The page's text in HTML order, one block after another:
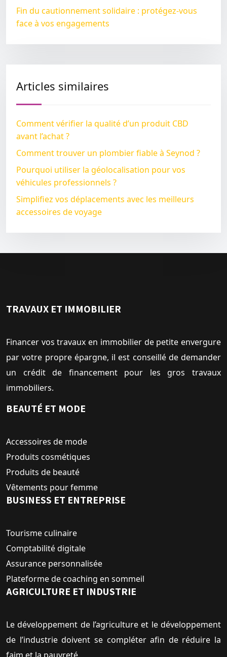
Fin du cautionnement solidaire : protégez-vous
face à vos engagements
Articles similaires
Comment vérifier la qualité d’un produit CBD
avant l’achat ?
Comment trouver un plombier fiable à Seynod ?
Pourquoi utiliser la géolocalisation pour vos
véhicules professionnels ?
Simplifiez vos déplacements avec les meilleurs
accessoires de voyage
TRAVAUX ET IMMOBILIER
Financer vos travaux en immobilier de petite envergure
par votre propre épargne, il est conseillé de demander
un crédit de financement pour les gros travaux
immobiliers.
BEAUTÉ ET MODE
Accessoires de mode
Produits cosmétiques
Produits de beauté
Vêtements pour femme
BUSINESS ET ENTREPRISE
Tourisme culinaire
Comptabilité digitale
Assurance personnalisée
Plateforme de coaching en sommeil
AGRICULTURE ET INDUSTRIE
Le développement de l’agriculture et le développement
de l’industrie doivent se compléter afin de réduire la